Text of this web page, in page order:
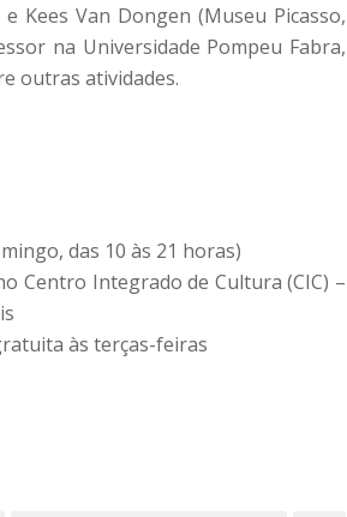
Kees Van Dongen (Museu Picasso,
na Universidade Pompeu Fabra,
outras atividades.
das 10 às 21 horas)
Centro Integrado de Cultura (CIC) –
às terças-feiras